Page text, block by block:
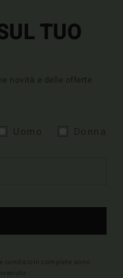
TUO
novità e delle offerte